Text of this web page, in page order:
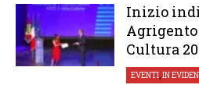
Inizio
Cultura
EVENTI,IN